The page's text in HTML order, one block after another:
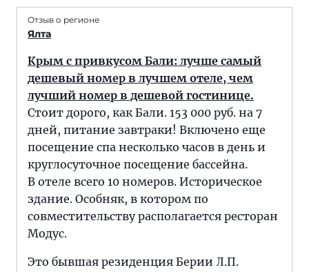
Отзыв о регионе
Ялта
Крым с привкусом Бали: лучше самый
дешевый номер в лучшем отеле, чем
лучший номер в дешевой гостинице.
Стоит дорого, как Бали. 153 000 руб. на 7
дней, питание завтраки! Включено еще
посещение спа несколько часов в день и
круглосуточное посещение бассейна.
В отеле всего 10 номеров. Историческое
здание. Особняк, в котором по
совместительству располагается ресторан
Модус.
Это бывшая резиденция Берии Л.П.